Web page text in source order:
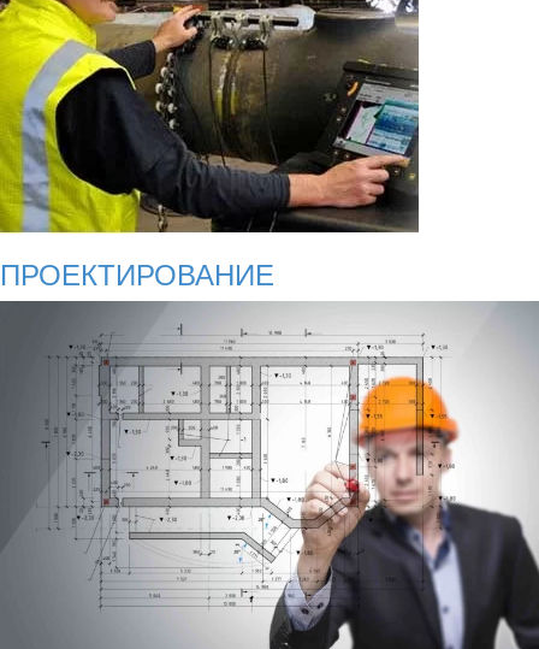
ПРОЕКТИРОВАНИЕ